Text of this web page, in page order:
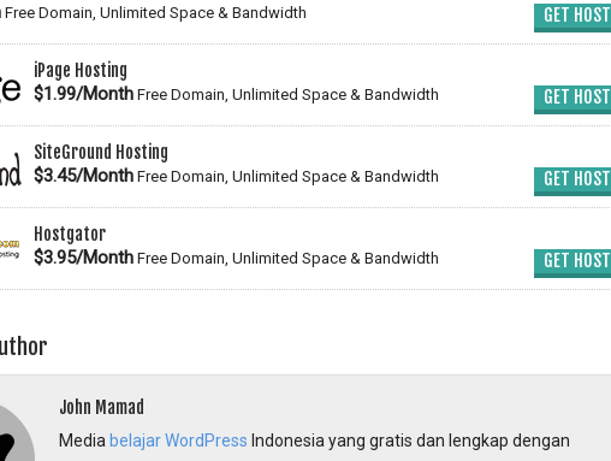
Free Domain, Unlimited Space & Bandwidth GET HOST
iPage Hosting
$1.99/Month Free Domain, Unlimited Space & Bandwidth GET HOST
SiteGround Hosting
$3.45/Month Free Domain, Unlimited Space & Bandwidth GET HOST
Hostgator
$3.95/Month Free Domain, Unlimited Space & Bandwidth GET HOST
John Mamad
Media belajar WordPress Indonesia yang gratis dan lengkap dengan